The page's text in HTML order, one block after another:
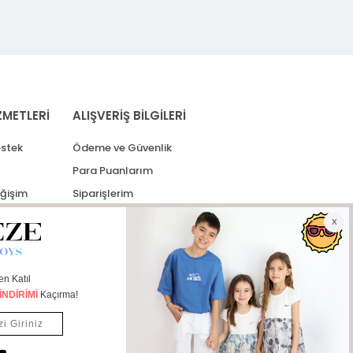
ALIŞVERİŞ BİLGİLERİ
Ödeme ve Güvenlik
Para Puanlarım
Siparişlerim